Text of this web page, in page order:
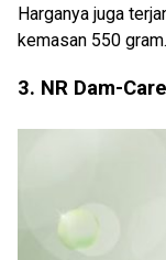
Harganya juga
kemasan 550 gram.
3. NR Dam-